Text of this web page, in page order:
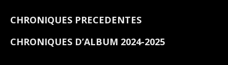
CHRONIQUES PRECEDENTES
CHRONIQUES D’ALBUM 2024-2025